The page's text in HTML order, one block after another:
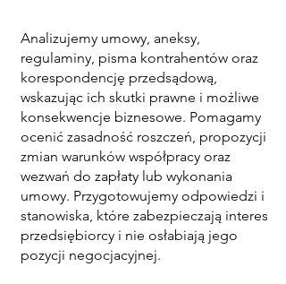
Analizujemy umowy, aneksy,
regulaminy, pisma kontrahentów oraz
korespondencję przedsądową,
wskazując ich skutki prawne i możliwe
konsekwencje biznesowe. Pomagamy
ocenić zasadność roszczeń, propozycji
zmian warunków współpracy oraz
wezwań do zapłaty lub wykonania
umowy. Przygotowujemy odpowiedzi i
stanowiska, które zabezpieczają interes
przedsiębiorcy i nie osłabiają jego
pozycji negocjacyjnej.